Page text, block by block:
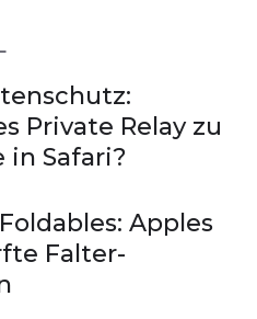
Private Relay zu
in Safari?
Apples
Falter-